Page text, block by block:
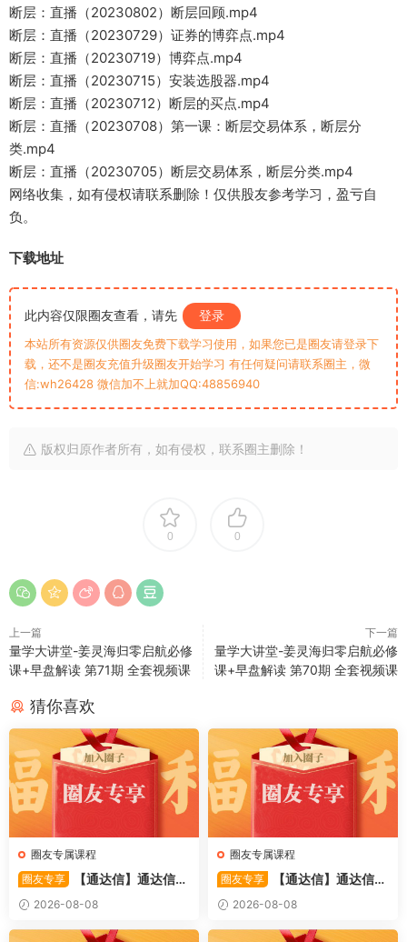
断层：直播（20230802）断层回顾.mp4
断层：直播（20230729）证券的博弈点.mp4
断层：直播（20230719）博弈点.mp4
断层：直播（20230715）安装选股器.mp4
断层：直播（20230712）断层的买点.mp4
断层：直播（20230708）第一课：断层交易体系，断层分
类.mp4
断层：直播（20230705）断层交易体系，断层分类.mp4
网络收集，如有侵权请联系删除！仅供股友参考学习，盈亏自
负。
下载地址
此内容仅限圈友查看，请先 登录
本站所有资源仅供圈友免费下载学习使用，如果您已是圈友请登录下
载，还不是圈友充值升级圈友开始学习 有任何疑问请联系圈主，微
信:wh26428 微信加不上就加QQ:48856940
版权归原作者所有，如有侵权，联系圈主删除！
0 0
上一篇
量学大讲堂-姜灵海归零启航必修
课+早盘解读 第71期 全套视频课
下一篇
量学大讲堂-姜灵海归零启航必修
课+早盘解读 第70期 全套视频课
猜你喜欢
圈友专属课程
圈友专享
【通达信】通达信
〖备战龙妖〗副图/选股 精准
捕捉龙头启动进场信号 源码
2026-08-08
圈友专属课程
圈友专享
【通达信】通达信
〖重心突破〗主副图/选股 捕
捉股价在特定形态下的反转与
启动信号 源码
2026-08-08